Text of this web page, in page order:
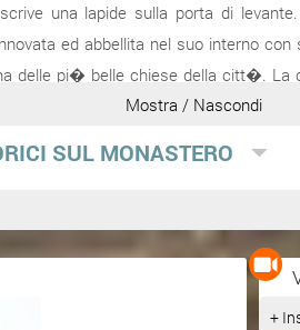
una lapide sulla porta di
ed abbellita nel suo interno
delle pi� belle chiese della citt�. La
e suppellettili di pregevole valore
Mostra / Nascondi
SUL MONASTERO
+